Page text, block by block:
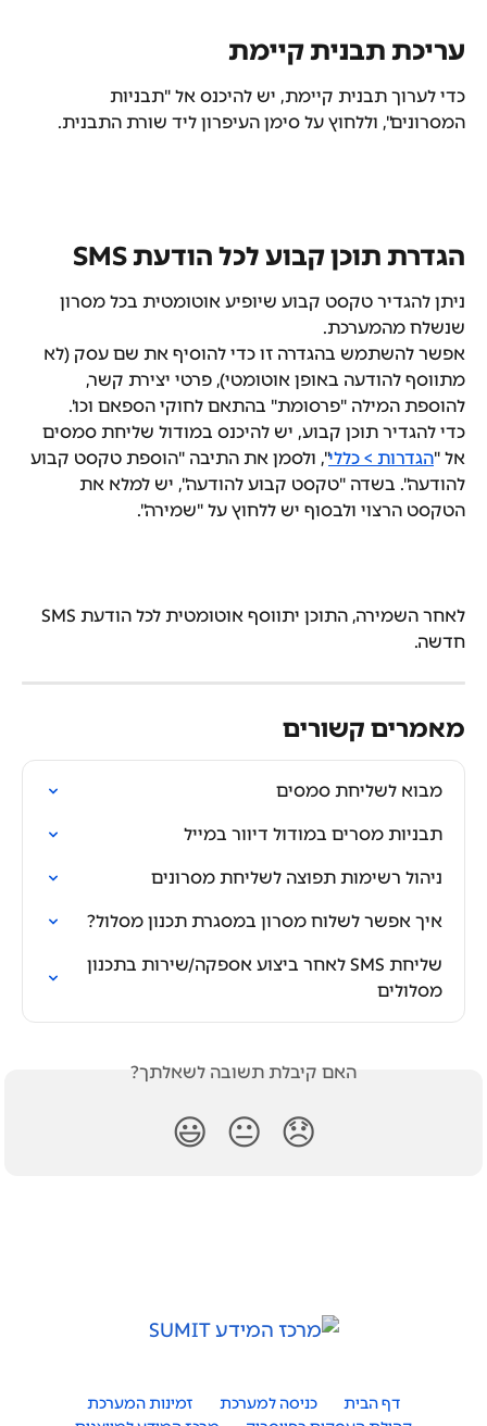
עריכת תבנית קיימת
כדי לערוך תבנית קיימת, יש להיכנס אל "תבניות
המסרונים", וללחוץ על סימן העיפרון ליד שורת התבנית.
הגדרת תוכן קבוע לכל הודעת SMS
ניתן להגדיר טקסט קבוע שיופיע אוטומטית בכל מסרון
שנשלח מהמערכת.
אפשר להשתמש בהגדרה זו כדי להוסיף את שם עסק (לא
מתווסף להודעה באופן אוטומטי), פרטי יצירת קשר,
להוספת המילה "פרסומת" בהתאם לחוקי הספאם וכו'.
כדי להגדיר תוכן קבוע, יש להיכנס במודול שליחת סמסים
אל "הגדרות > כללי", ולסמן את התיבה "הוספת טקסט קבוע
להודעה". בשדה "טקסט קבוע להודעה", יש למלא את
הטקסט הרצוי ולבסוף יש ללחוץ על "שמירה".
חדשה.
מאמרים קשורים
מבוא לשליחת סמסים
תבניות מסרים במודול דיוור במייל
ניהול רשימות תפוצה לשליחת מסרונים
איך אפשר לשלוח מסרון במסגרת תכנון מסלול?
שליחת SMS לאחר ביצוע אספקה/שירות בתכנון
מסלולים
האם קיבלת תשובה לשאלתך?
😞
😐
😃
דף הבית כניסה למערכת
זמינות המערכת